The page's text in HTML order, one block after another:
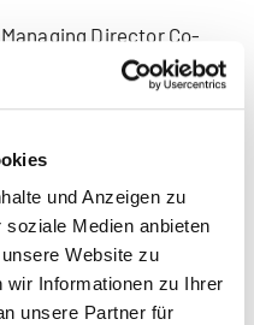
und Anzeigen zu
Medien anbieten
Website zu
wir Informationen zu Ihrer
unsere Partner für
Managing Director Co-
SIS Swiss
at Spicehaus Partners
Cubewise Services